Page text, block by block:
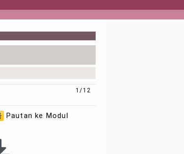
1/12
Pautan ke Modul